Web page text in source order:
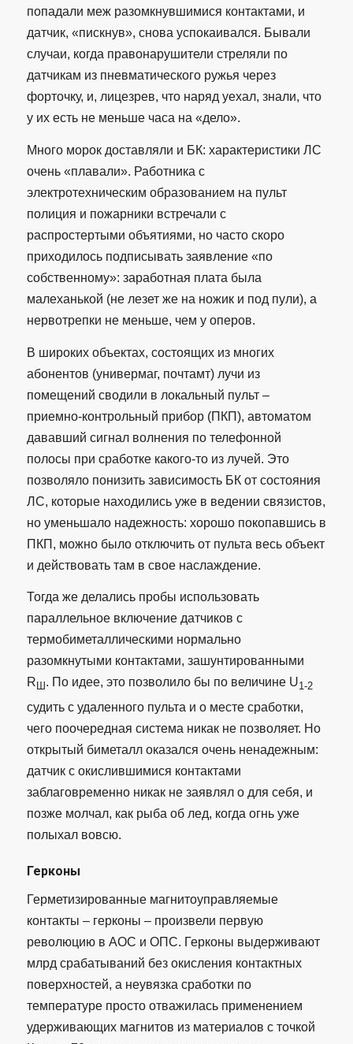
попадали меж разомкнувшимися контактами, и
датчик, «пискнув», снова успокаивался. Бывали
случаи, когда правонарушители стреляли по
датчикам из пневматического ружья через
форточку, и, лицезрев, что наряд уехал, знали, что
у их есть не меньше часа на «дело».
Много морок доставляли и БК: характеристики ЛС
очень «плавали». Работника с
электротехническим образованием на пульт
полиция и пожарники встречали с
распростертыми объятиями, но часто скоро
приходилось подписывать заявление «по
собственному»: заработная плата была
малеханькой (не лезет же на ножик и под пули), а
нервотрепки не меньше, чем у оперов.
В широких объектах, состоящих из многих
абонентов (универмаг, почтамт) лучи из
помещений сводили в локальный пульт –
приемно-контрольный прибор (ПКП), автоматом
дававший сигнал волнения по телефонной
полосы при сработке какого-то из лучей. Это
позволяло понизить зависимость БК от состояния
ЛС, которые находились уже в ведении связистов,
но уменьшало надежность: хорошо покопавшись в
ПКП, можно было отключить от пульта весь объект
и действовать там в свое наслаждение.
Тогда же делались пробы использовать
параллельное включение датчиков с
термобиметаллическими нормально
разомкнутыми контактами, зашунтированными
R Ш . По идее, это позволило бы по величине U1-2
судить с удаленного пульта и о месте сработки,
чего поочередная система никак не позволяет. Но
открытый биметалл оказался очень ненадежным:
датчик с окислившимися контактами
заблаговременно никак не заявлял о для себя, и
позже молчал, как рыба об лед, когда огнь уже
полыхал вовсю.
Герконы
Герметизированные магнитоуправляемые
контакты – герконы – произвели первую
революцию в АОС и ОПС. Герконы выдерживают
млрд срабатываний без окисления контактных
поверхностей, а неувязка сработки по
температуре просто отважилась применением
удерживающих магнитов из материалов с точкой